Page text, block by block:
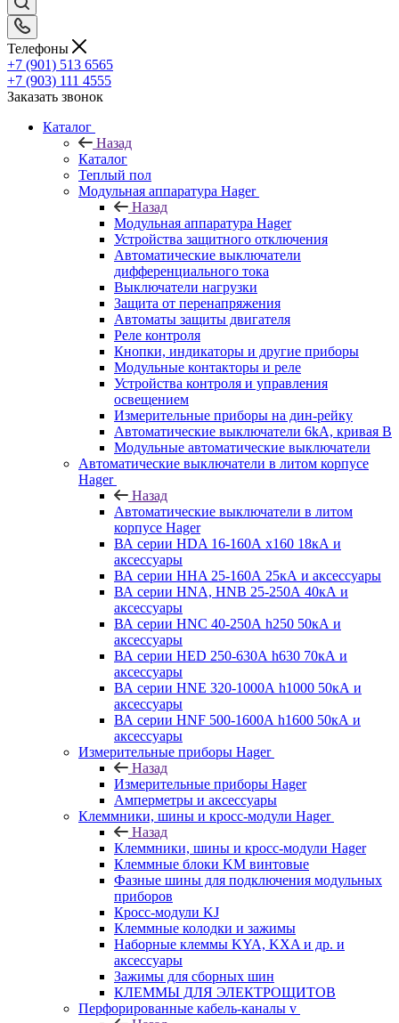
Телефоны
+7 (901) 513 6565
+7 (903) 111 4555
Заказать звонок
Каталог
Назад
Каталог
Теплый пол
Модульная аппаратура Hager
Назад
Модульная аппаратура Hager
Устройства защитного отключения
Автоматические выключатели
дифференциального тока
Выключатели нагрузки
Защита от перенапряжения
Автоматы защиты двигателя
Реле контроля
Кнопки, индикаторы и другие приборы
Модульные контакторы и реле
Устройства контроля и управления
освещением
Измерительные приборы на дин-рейку
Автоматические выключатели 6kA, кривая В
Модульные автоматические выключатели
Автоматические выключатели в литом корпусе
Hager
Назад
Автоматические выключатели в литом
корпусе Hager
ВА серии HDA 16-160А x160 18кА и
аксессуары
ВА серии HHA 25-160А 25кА и аксессуары
ВА серии HNA, HNB 25-250А 40кА и
аксессуары
ВА серии HNC 40-250А h250 50кА и
аксессуары
ВА серии HED 250-630А h630 70кА и
аксессуары
ВА серии HNE 320-1000А h1000 50кА и
аксессуары
ВА серии HNF 500-1600А h1600 50кА и
аксессуары
Измерительные приборы Hager
Назад
Измерительные приборы Hager
Амперметры и аксессуары
Клеммники, шины и кросс-модули Hager
Назад
Клеммники, шины и кросс-модули Hager
Клеммные блоки KM винтовые
Фазные шины для подключения модульных
приборов
Кросс-модули KJ
Клеммные колодки и зажимы
Наборные клеммы KYA, KXA и др. и
аксессуары
Зажимы для сборных шин
КЛЕММЫ ДЛЯ ЭЛЕКТРОЩИТОВ
Перфорированные кабель-каналы v